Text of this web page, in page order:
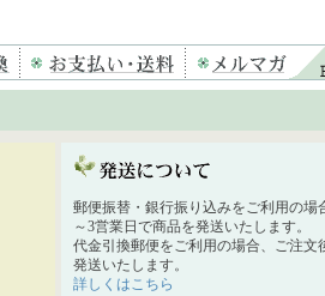
郵便振替・銀行振り込みをご利用の場
～3営業日で商品を発送いたします。
代金引換郵便をご利用の場合、ご注文
発送いたします。
詳しくはこちら